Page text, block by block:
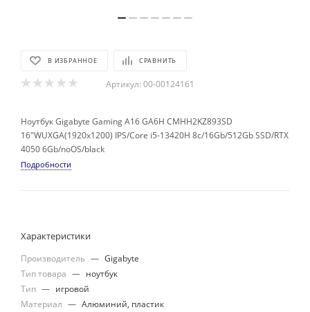
В ИЗБРАННОЕ СРАВНИТЬ
Артикул: 00-00124161
Ноутбук Gigabyte Gaming A16 GA6H CMHH2KZ893SD
16"WUXGA(1920x1200) IPS/Core i5-13420H 8c/16Gb/512Gb SSD/RTX
4050 6Gb/noOS/blаck
Подробности
Характеристики
Производитель — Gigabyte
Тип товара — ноутбук
Тип — игровой
Материал — Алюминий, пластик